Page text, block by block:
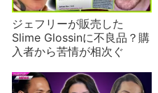
ジェフリーが販売した
Slime Glossinに不良品？購
入者から苦情が相次ぐ